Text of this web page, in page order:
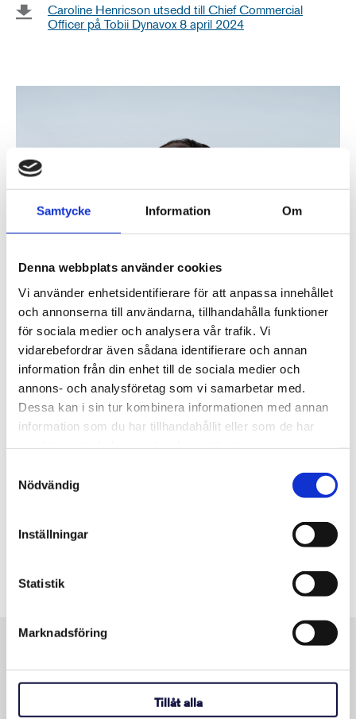
Samtycke Information Om
Denna webbplats använder cookies
Vi använder enhetsidentifierare för att anpassa innehållet
och annonserna till användarna, tillhandahålla funktioner
för sociala medier och analysera vår trafik. Vi
vidarebefordrar även sådana identifierare och annan
information från din enhet till de sociala medier och
annons- och analysföretag som vi samarbetar med.
Dessa kan i sin tur kombinera informationen med annan
information som du har tillhandahållit eller som de har
Nödvändig
Inställningar
Statistik
Marknadsföring
Tillåt alla
Caroline Henricson utsedd till Chief Commercial
Officer på Tobii Dynavox 8 april 2024
Caroline Henricson
Kontakt